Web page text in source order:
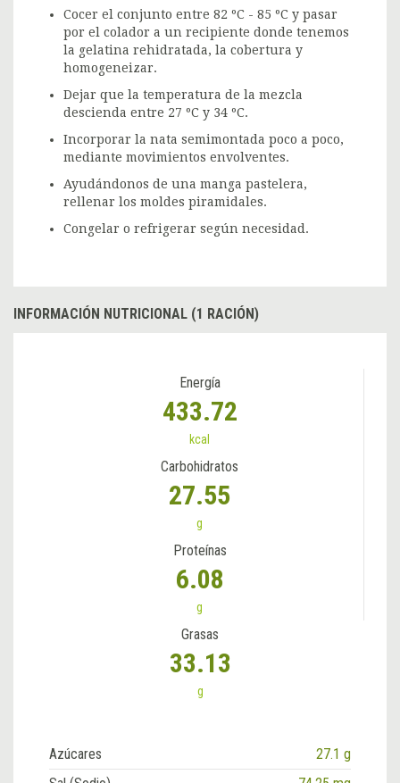
Cocer el conjunto entre 82 ºC - 85 ºC y pasar
por el colador a un recipiente donde tenemos
la gelatina rehidratada, la cobertura y
homogeneizar.
Dejar que la temperatura de la mezcla
descienda entre 27 ºC y 34 ºC.
Incorporar la nata semimontada poco a poco,
mediante movimientos envolventes.
Ayudándonos de una manga pastelera,
rellenar los moldes piramidales.
Congelar o refrigerar según necesidad.
INFORMACIÓN NUTRICIONAL (1 RACIÓN)
Energía
433.72
kcal
Carbohidratos
27.55
g
Proteínas
6.08
g
Grasas
33.13
g
Azúcares
27.1 g